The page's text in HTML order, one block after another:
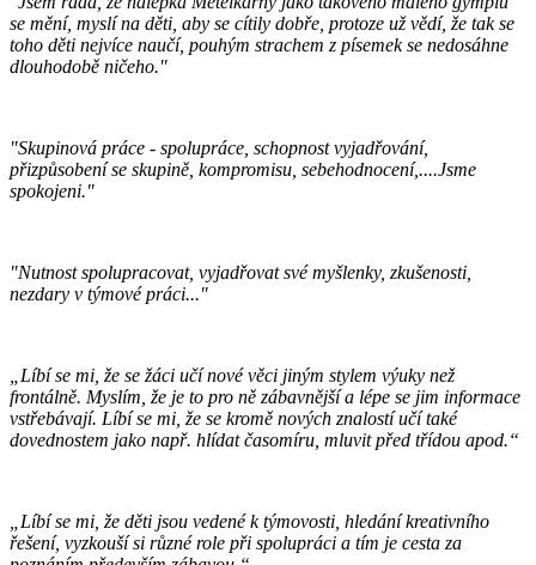
se mění, myslí na děti, aby se cítily dobře, protoze už vědí, že tak se
toho děti nejvíce naučí, pouhým strachem z písemek se nedosáhne
dlouhodobě ničeho."
"Skupinová práce - spolupráce, schopnost vyjadřování,
přizpůsobení se skupině, kompromisu, sebehodnocení,....Jsme
spokojeni."
"Nutnost spolupracovat, vyjadřovat své myšlenky, zkušenosti,
nezdary v týmové práci..."
„Líbí se mi, že se žáci učí nové věci jiným stylem výuky než
frontálně. Myslím, že je to pro ně zábavnější a lépe se jim informace
vstřebávají. Líbí se mi, že se kromě nových znalostí učí také
dovednostem jako např. hlídat časomíru, mluvit před třídou apod.“
„Líbí se mi, že děti jsou vedené k týmovosti, hledání kreativního
řešení, vyzkouší si různé role při spolupráci a tím je cesta za